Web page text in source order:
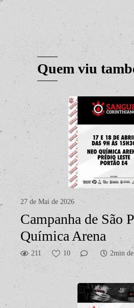
Quem viu
27 de Mai de 2026
Campanha de São
Química Arena
211 10 2min